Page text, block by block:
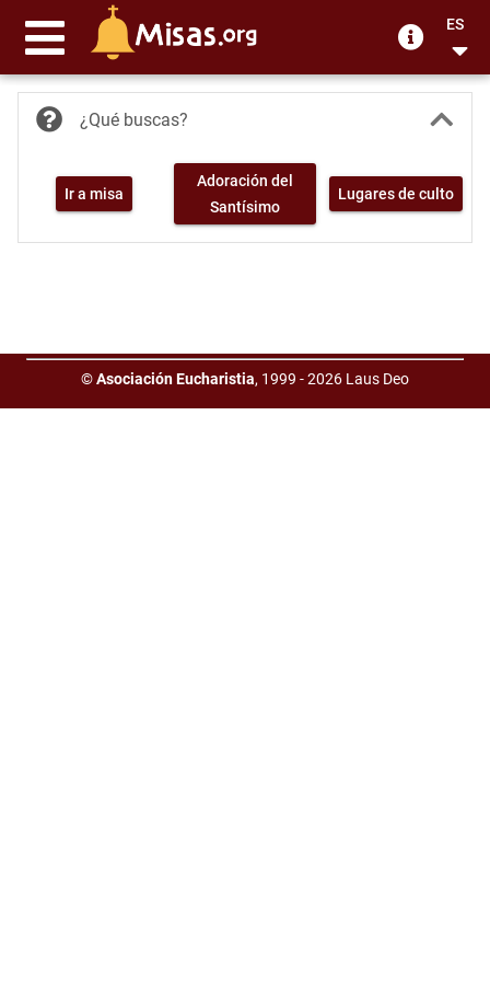
ES
¿Qué buscas?
Ir a misa
Adoración del
Santísimo
Lugares de culto
©Asociación Eucharistia, 1999 - 2026 Laus Deo